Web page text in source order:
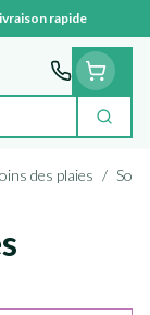
rapide
des plaies /